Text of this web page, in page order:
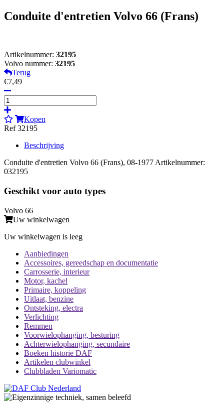
Conduite d'entretien Volvo 66 (Frans)
Artikelnummer: 32195
Volvo nummer: 32195
Terug
€7,49
Kopen
Ref 32195
Beschrijving
Conduite d'entretien Volvo 66 (Frans), 08-1977 Artikelnummer:
032195
Geschikt voor auto types
Volvo 66
Uw winkelwagen
Uw winkelwagen is leeg
Aanbiedingen
Accessoires, gereedschap en documentatie
Carrosserie, interieur
Motor, kachel
Primaire, koppeling
Uitlaat, benzine
Ontsteking, electra
Verlichting
Remmen
Voorwielophanging, besturing
Achterwielophanging, secundaire
Boeken historie DAF
Artikelen clubwinkel
Clubbladen Variomatic